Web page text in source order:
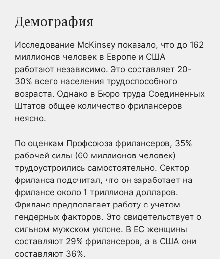
Демография
Исследование McKinsey показало, что до 162
миллионов человек в Европе и США
работают независимо. Это составляет 20-
30% всего населения трудоспособного
возраста. Однако в Бюро труда Соединенных
Штатов общее количество фрилансеров
неясно.
По оценкам Профсоюза фрилансеров, 35%
рабочей силы (60 миллионов человек)
трудоустроились самостоятельно. Сектор
фриланса подсчитал, что он заработает на
фрилансе около 1 триллиона долларов.
Фриланс предполагает работу с учетом
гендерных факторов. Это свидетельствует о
сильном мужском уклоне. В ЕС женщины
составляют 29% фрилансеров, а в США они
составляют 36%.